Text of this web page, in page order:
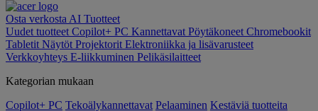
Osta verkosta AI Tuotteet
Uudet tuotteet Copilot+ PC Kannettavat Pöytäkoneet Chromebookit
Tabletit Näytöt Projektorit Elektroniikka ja lisävarusteet
Verkkoyhteys E-liikkuminen Pelikäsilaitteet
Kategorian mukaan
Copilot+ PC Tekoälykannettavat Pelaaminen Kestäviä tuotteita